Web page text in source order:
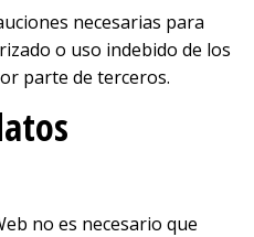
necesarias para
o uso indebido de los
parte de terceros.
no es necesario que